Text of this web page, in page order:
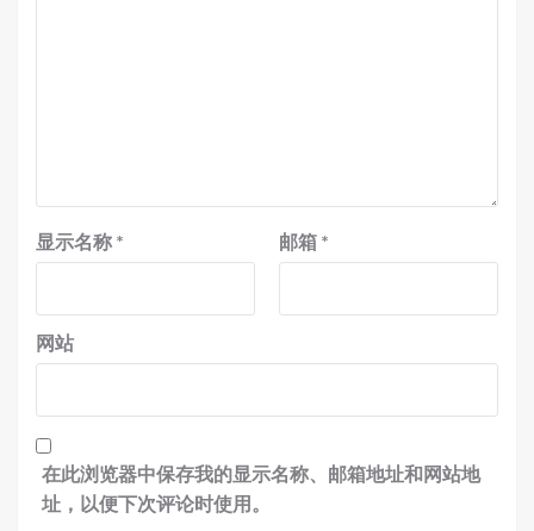
显示名称 * 邮箱 *
网站
在此浏览器中保存我的显示名称、邮箱地址和网站地
址，以便下次评论时使用。